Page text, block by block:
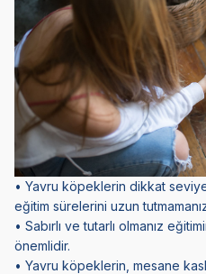
• Yavru köpeklerin dikkat
eğitim sürelerini uzun
• Sabırlı ve tutarlı olmanız
önemlidir.
• Yavru köpeklerin, mesane